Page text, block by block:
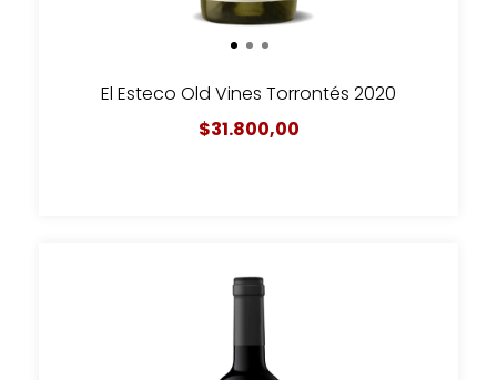
El Esteco Old Vines Torrontés 2020
$31.800,00